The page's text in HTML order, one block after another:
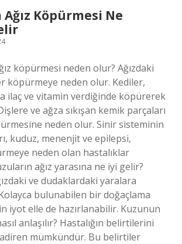
Köpürmesi Ne
köpürmesi neden olur? Ağızdaki
köpürmeye neden olur. Kediler,
ilaç ve vitamin verdiğinde köpürerek
ve ağza sıkışan kemik parçaları
neden olur. Sinir sisteminin
kuduz, menenjit ve epilepsi,
neden olan hastalıklar
ağız yarasına ne iyi gelir?
ve dudaklardaki yaralara
bulunabilen bir doğaçlama
iyot elle de hazırlanabilir. Kuzunun
anlaşılır? Hastalığın belirtilerini
mümkündür. Bu belirtiler